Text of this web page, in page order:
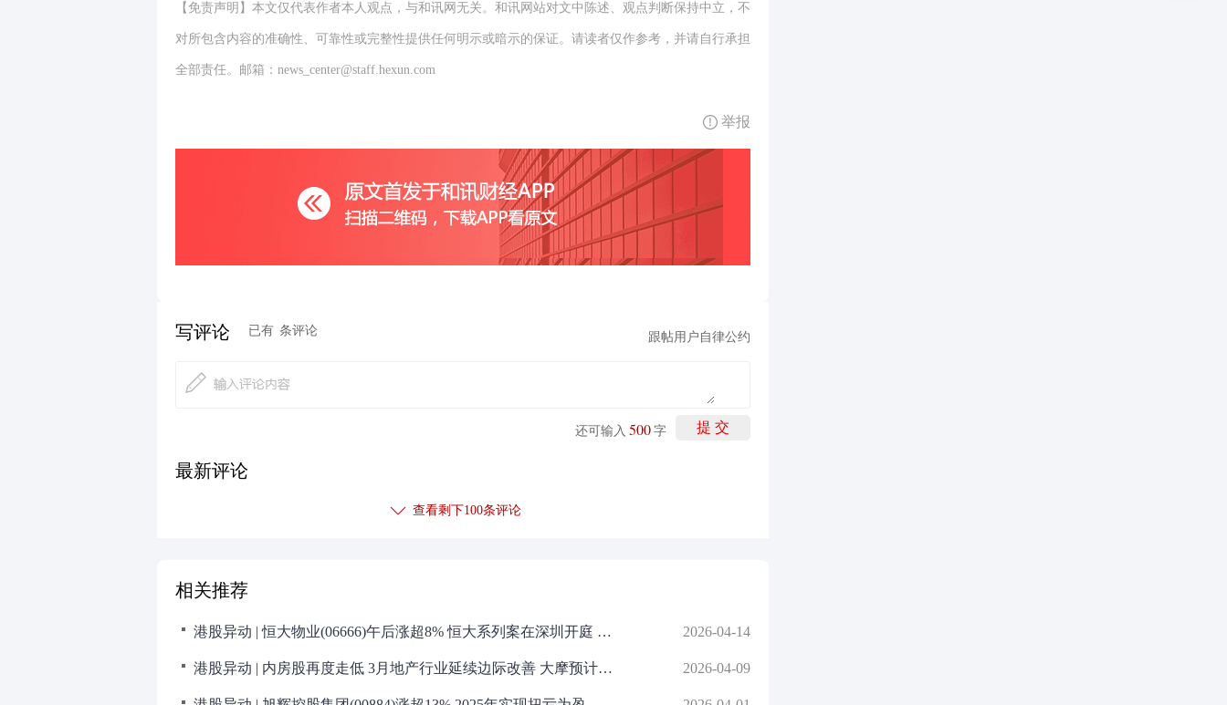
【免责声明】本文仅代表作者本人观点，与和讯网无关。和讯网站对文中陈述、观点判断保持中立，不
对所包含内容的准确性、可靠性或完整性提供任何明示或暗示的保证。请读者仅作参考，并请自行承担
全部责任。邮箱：news_center@staff.hexun.com
举报
写评论 已有 条评论 跟帖用户自律公约
提 交
还可输入 500 字
最新评论
查看剩下100条评论
相关推荐
港股异动 | 恒大物业(06666)午后涨超8% 恒大系列案在深圳开庭 市场关注恒大物业出售事项 2026-04-14
港股异动 | 内房股再度走低 3月地产行业延续边际改善 大摩预计行业第二季仍受压 2026-04-09